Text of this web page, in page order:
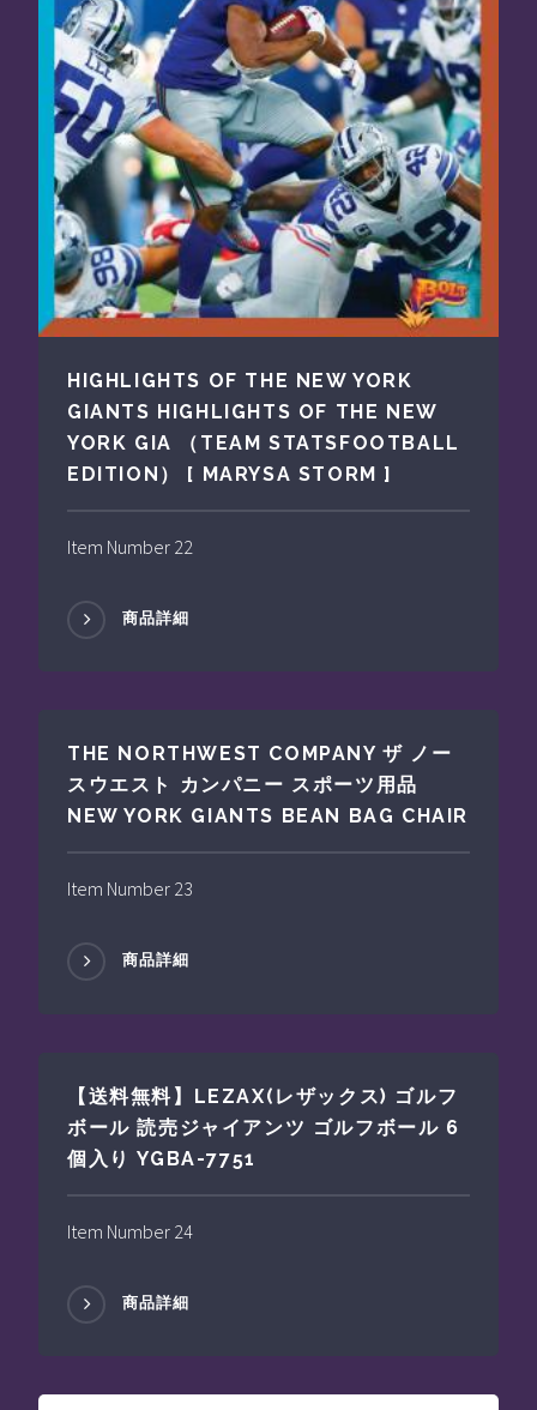
HIGHLIGHTS OF THE NEW YORK
GIANTS HIGHLIGHTS OF THE NEW
YORK GIA （TEAM STATSFOOTBALL
EDITION） [ MARYSA STORM ]
Item Number 22
商品詳細
THE NORTHWEST COMPANY ザ ノー
スウエスト カンパニー スポーツ用品
NEW YORK GIANTS BEAN BAG CHAIR
Item Number 23
商品詳細
【送料無料】LEZAX(レザックス) ゴルフ
ボール 読売ジャイアンツ ゴルフボール 6
個入り YGBA-7751
Item Number 24
商品詳細